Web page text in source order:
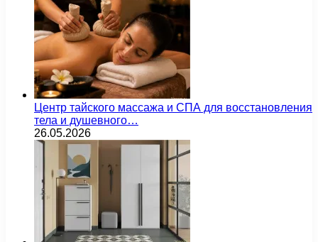
Центр тайского массажа и СПА для восстановления
тела и душевного…
26.05.2026